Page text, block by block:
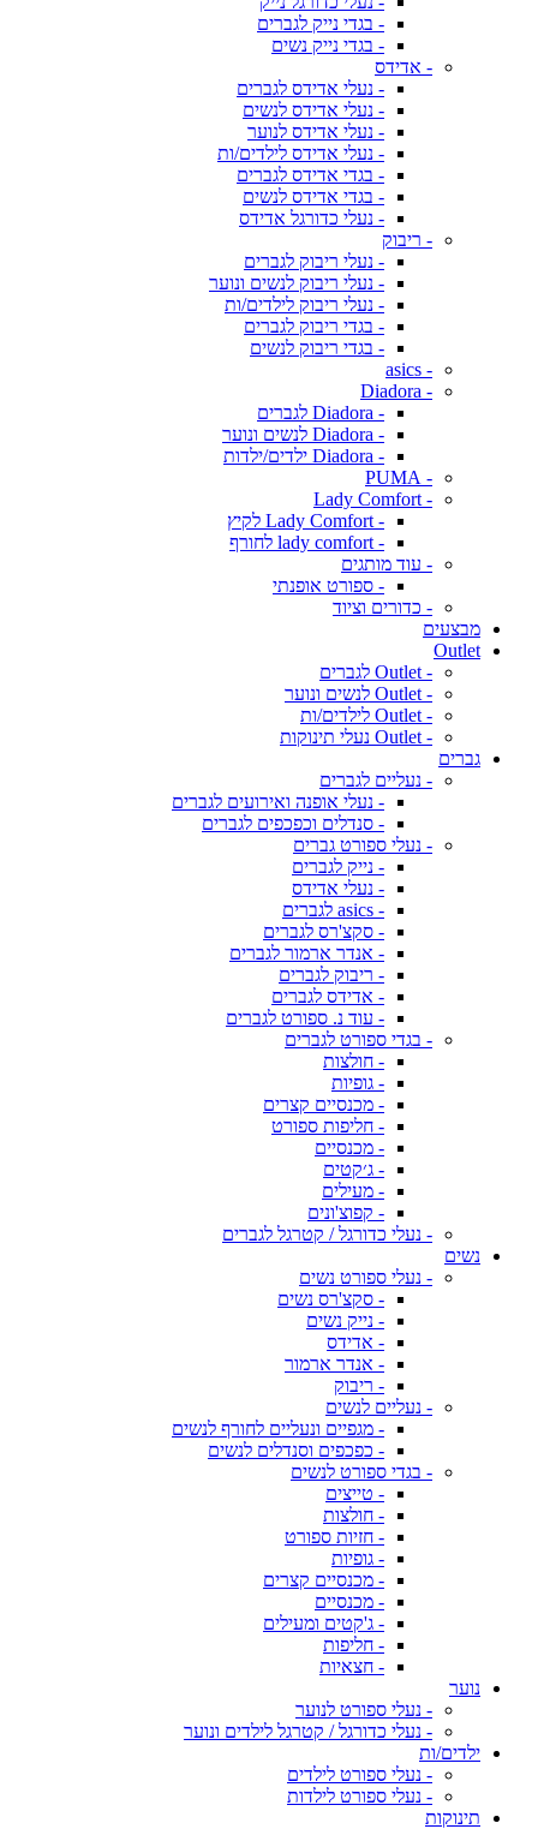
- בגדי נייק לגברים
- בגדי נייק נשים
- אדידס
- נעלי אדידס לגברים
- נעלי אדידס לנשים
- נעלי אדידס לנוער
- נעלי אדידס לילדים/ות
- בגדי אדידס לגברים
- בגדי אדידס לנשים
- נעלי כדורגל אדידס
- ריבוק
- נעלי ריבוק לגברים
- נעלי ריבוק לנשים ונוער
- נעלי ריבוק לילדים/ות
- בגדי ריבוק לגברים
- בגדי ריבוק לנשים
- asics
- Diadora
- Diadora לגברים
- Diadora לנשים ונוער
- Diadora ילדים/ילדות
- PUMA
- Lady Comfort
- Lady Comfort לקיץ
- lady comfort לחורף
- עוד מותגים
- ספורט אופנתי
- כדורים וציוד
מבצעים
Outlet
- Outlet לגברים
- Outlet לנשים ונוער
- Outlet לילדים/ות
- Outlet נעלי תינוקות
גברים
- נעליים לגברים
- נעלי אופנה ואירועים לגברים
- סנדלים וכפכפים לגברים
- נעלי ספורט גברים
- נייק לגברים
- נעלי אדידס
- asics לגברים
- סקצ'רס לגברים
- אנדר ארמור לגברים
- ריבוק לגברים
- אדידס לגברים
- עוד נ. ספורט לגברים
- בגדי ספורט לגברים
- חולצות
- גופיות
- מכנסיים קצרים
- חליפות ספורט
- מכנסיים
- ג׳קטים
- מעילים
- קפוצ'ונים
- נעלי כדורגל / קטרגל לגברים
נשים
- נעלי ספורט נשים
- סקצ'רס נשים
- נייק נשים
- אדידס
- אנדר ארמור
- ריבוק
- נעליים לנשים
- מגפיים ונעליים לחורף לנשים
- כפכפים וסנדלים לנשים
- בגדי ספורט לנשים
- טייצים
- חולצות
- חזיות ספורט
- גופיות
- מכנסיים קצרים
- מכנסיים
- ג'קטים ומעילים
- חליפות
- חצאיות
נוער
- נעלי ספורט לנוער
- נעלי כדורגל / קטרגל לילדים ונוער
ילדים/ות
- נעלי ספורט לילדים
- נעלי ספורט לילדות
תינוקות